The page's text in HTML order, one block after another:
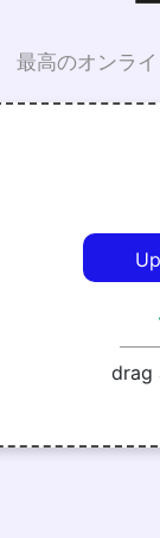
最高のオンライ
drag